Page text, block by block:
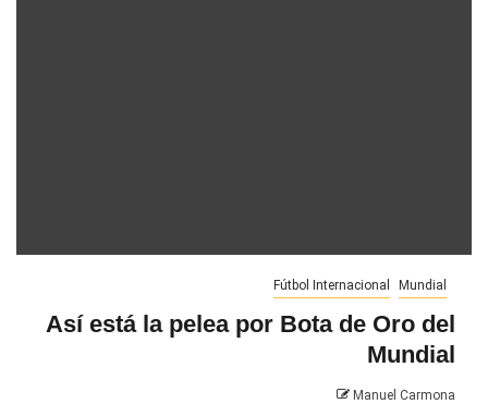
Fútbol Internacional Mundial
Así está la pelea por Bota de Oro del
Mundial
Manuel Carmona